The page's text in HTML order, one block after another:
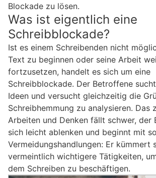
Blockade zu lösen.
Was ist eigentlich eine
Schreibblockade?
Ist es einem Schreibenden nicht
Text zu beginnen oder seine Arbeit
fortzusetzen, handelt es sich um eine
Schreibblockade. Der Betroffene
Ideen und versucht gleichzeitig die
Schreibhemmung zu analysieren. Das
Arbeiten und Denken fällt schwer, der
sich leicht ablenken und beginnt mit
Vermeidungshandlungen: Er kümmert
vermeintlich wichtigere Tätigkeiten,
dem Schreiben zu beschäftigen.